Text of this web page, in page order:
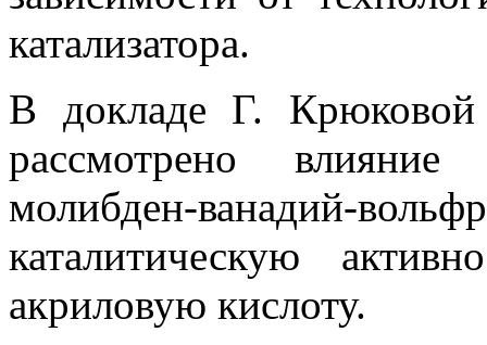
катализатора.
В докладе Г.
рассмотрено
молибден-ванадий-
каталитическую
акриловую кислоту.